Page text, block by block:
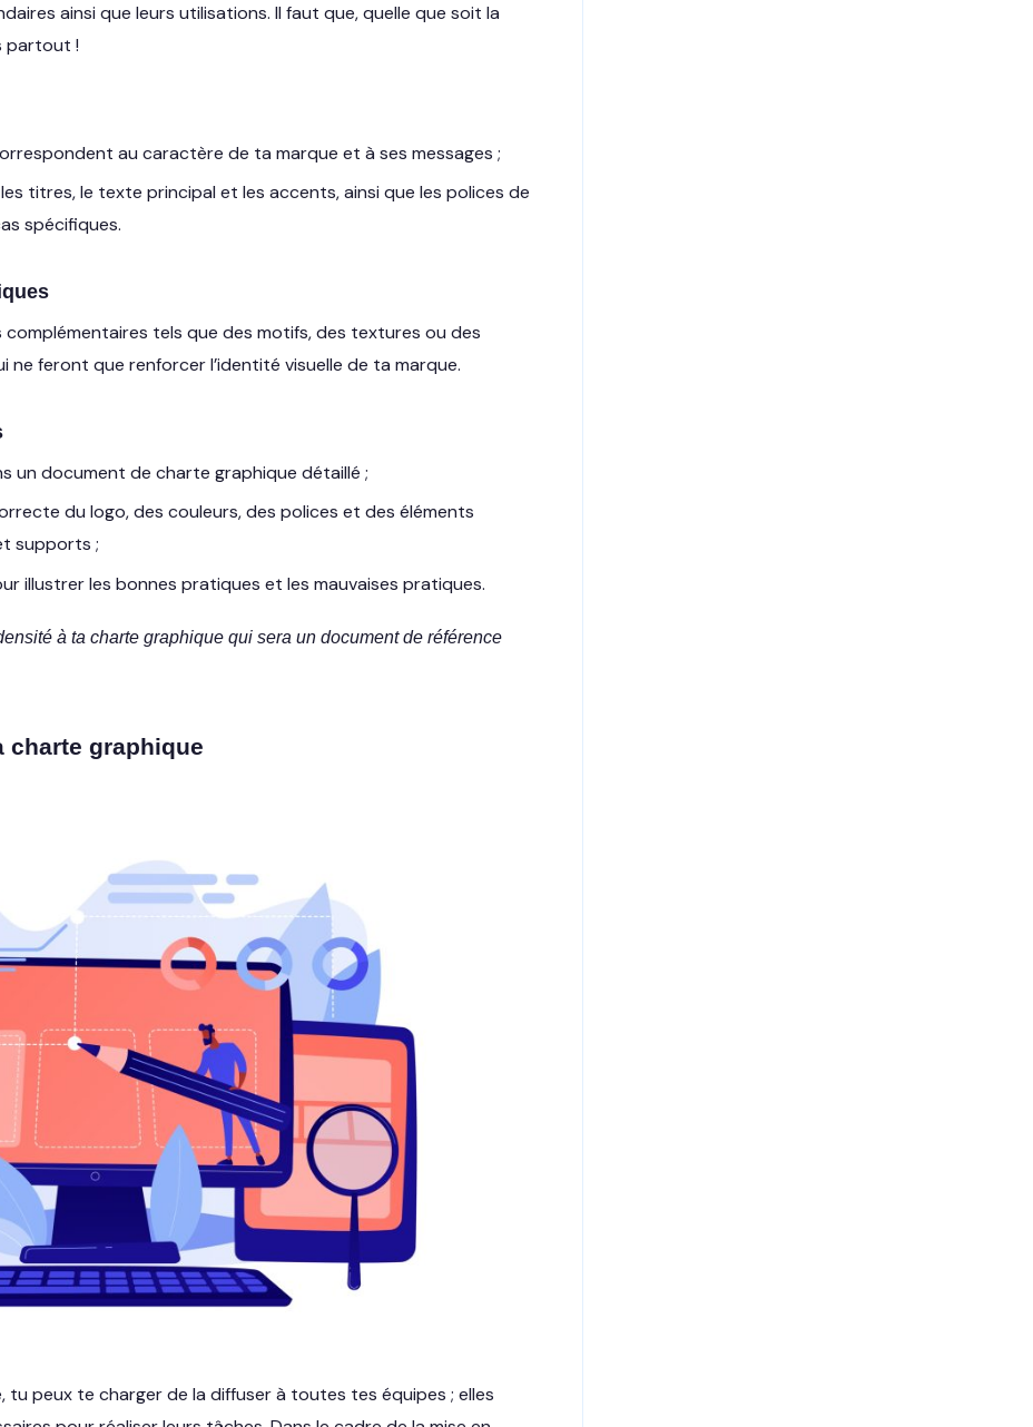
ainsi que leurs utilisations. Il faut que, quelle que soit la
partout !
au caractère de ta marque et à ses messages ;
titres, le texte principal et les accents, ainsi que les polices de
spécifiques.
tels que des motifs, des textures ou des
feront que renforcer l’identité visuelle de ta marque.
un document de charte graphique détaillé ;
du logo, des couleurs, des polices et des éléments
supports ;
illustrer les bonnes pratiques et les mauvaises pratiques.
à ta charte graphique qui sera un document de référence
charte graphique
peux te charger de la diffuser à toutes tes équipes ; elles